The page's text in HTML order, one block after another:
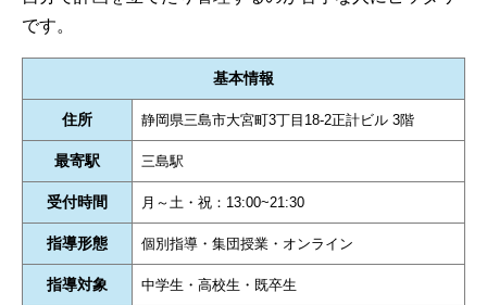
です。
基本情報
住所 静岡県三島市大宮町3丁目18-2正計ビル 3階
最寄駅 三島駅
受付時間 月～土・祝：13:00~21:30
指導形態 個別指導・集団授業・オンライン
指導対象 中学生・高校生・既卒生